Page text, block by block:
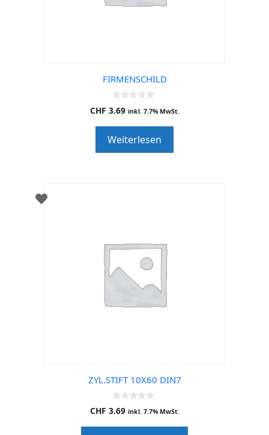
FIRMENSCHILD
0
o
o
f
5
CHF 3.69 inkl. 7.7% MwSt.
Weiterlesen
ZYL.STIFT 10X60 DIN7
0
o
CHF 3.69 inkl. 7.7% MwSt.